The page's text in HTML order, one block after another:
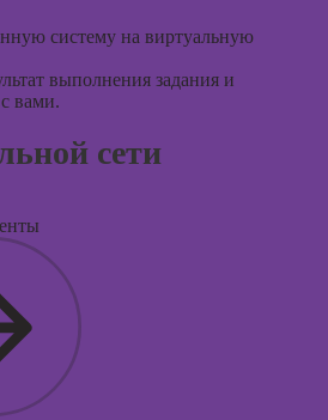
систему на виртуальную
выполнения задания и
вами.
сети